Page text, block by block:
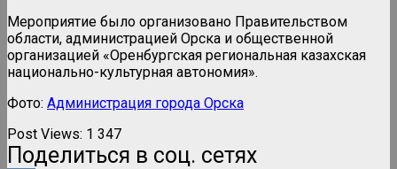
Мероприятие было организовано Правительством
области, администрацией Орска и общественной
организацией «Оренбургская региональная казахская
национально-культурная автономия».
Фото: Администрация города Орска
Post Views: 1 347
Поделиться в соц. сетях